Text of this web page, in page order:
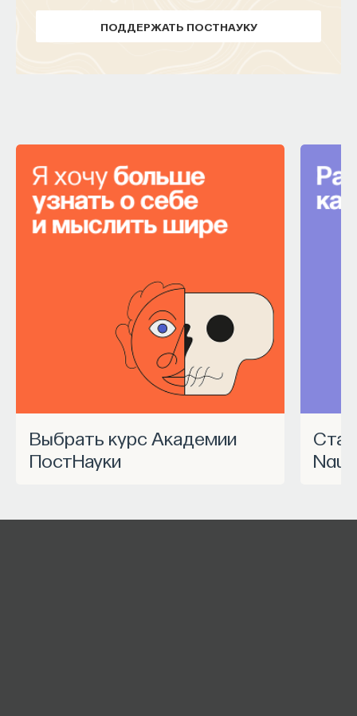
ПОДДЕРЖАТЬ ПОСТНАУКУ
Выбрать курс Академии
ПостНауки
Станьте частью программы